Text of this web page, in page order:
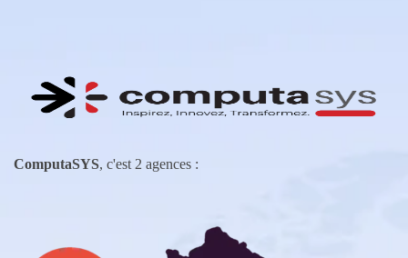
ComputaSYS, c'est 2 agences :